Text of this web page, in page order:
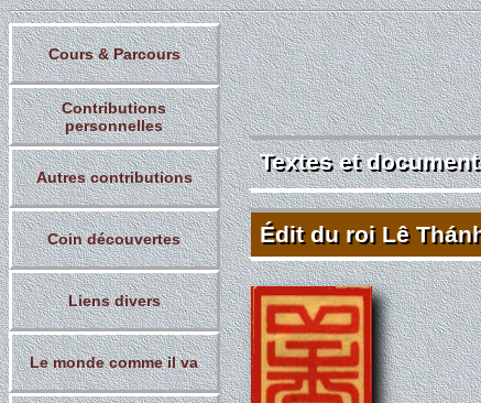
Cours & Parcours
Contributions
personnelles
Autres contributions
Coin découvertes
Liens divers
Le monde comme il va
Textes et
Textes et
Édit du roi Lê
Édit du roi Lê